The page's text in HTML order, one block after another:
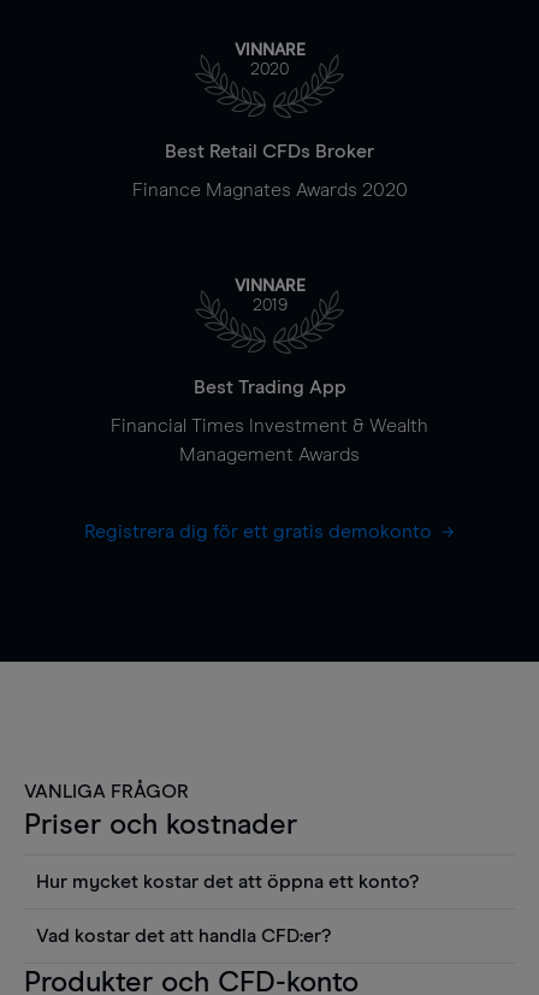
VINNARE
2020
Best Retail CFDs Broker
Finance Magnates Awards 2020
VINNARE
2019
Best Trading App
Financial Times Investment & Wealth
Management Awards
Registrera dig för ett gratis demokonto
VANLIGA FRÅGOR
Priser och kostnader
Hur mycket kostar det att öppna ett konto?
använda sådana verktyg som diagram, Reuters
Vad kostar det att handla CFD:er?
Det är en rad kostnader att tänka på när man
Produkter och CFD-konto